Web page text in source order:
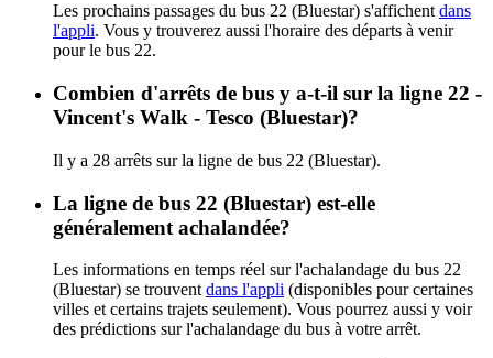
Les prochains passages du bus 22 (Bluestar) s'affichent dans
l'appli. Vous y trouverez aussi l'horaire des départs à venir
pour le bus 22.
Combien d'arrêts de bus y a-t-il sur la ligne 22 -
Vincent's Walk - Tesco (Bluestar)?
Il y a 28 arrêts sur la ligne de bus 22 (Bluestar).
La ligne de bus 22 (Bluestar) est-elle
généralement achalandée?
Les informations en temps réel sur l'achalandage du bus 22
(Bluestar) se trouvent dans l'appli (disponibles pour certaines
villes et certains trajets seulement). Vous pourrez aussi y voir
des prédictions sur l'achalandage du bus à votre arrêt.